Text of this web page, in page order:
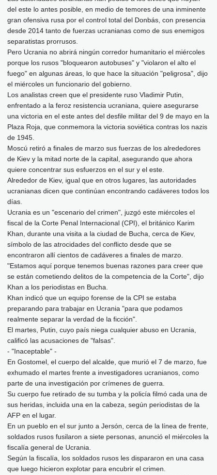
del este lo antes posible, en medio de temores de una inminente
gran ofensiva rusa por el control total del Donbás, con presencia
desde 2014 tanto de fuerzas ucranianas como de sus enemigos
separatistas prorrusos.
Pero Ucrania no abrirá ningún corredor humanitario el miércoles
porque los rusos "bloquearon autobuses" y "violaron el alto el
fuego" en algunas áreas, lo que hace la situación "peligrosa", dijo
el miércoles un funcionario del gobierno.
Los analistas creen que el presidente ruso Vladimir Putin,
enfrentado a la feroz resistencia ucraniana, quiere asegurarse
una victoria en el este antes del desfile militar del 9 de mayo en la
Plaza Roja, que conmemora la victoria soviética contras los nazis
de 1945.
Moscú retiró a finales de marzo sus fuerzas de los alrededores
de Kiev y la mitad norte de la capital, asegurando que ahora
quiere concentrar sus esfuerzos en el sur y el este.
Alrededor de Kiev, igual que en otros lugares, las autoridades
ucranianas dicen que continúan encontrando cadáveres todos los
días.
Ucrania es un "escenario del crimen", juzgó este miércoles el
fiscal de la Corte Penal Internacional (CPI), el británico Karim
Khan, durante una visita a la ciudad de Bucha, cerca de Kiev,
símbolo de las atrocidades del conflicto desde que se
encontraron allí cientos de cadáveres a finales de marzo.
"Estamos aquí porque tenemos buenas razones para creer que
se están cometiendo delitos de la competencia de la Corte", dijo
Khan a los periodistas en Bucha.
Khan indicó que un equipo forense de la CPI se estaba
preparando para trabajar en Ucrania "para que podamos
realmente separar la verdad de la ficción".
El martes, Putin, cuyo país niega cualquier abuso en Ucrania,
calificó las acusaciones de "falsas".
- "Inaceptable" -
En Gostomel, el cuerpo del alcalde, que murió el 7 de marzo, fue
exhumado el martes frente a investigadores ucranianos, como
parte de una investigación por crímenes de guerra.
Su cuerpo fue retirado de su tumba y la policía filmó cada una de
sus heridas, incluida una en la cabeza, según periodistas de la
AFP en el lugar.
En un pueblo en el sur junto a Jersón, cerca de la línea de frente,
soldados rusos fusilaron a siete personas, anunció el miércoles la
fiscalía general de Ucrania.
Según la fiscalía, los soldados rusos les dispararon en una casa
que luego hicieron explotar para encubrir el crimen.